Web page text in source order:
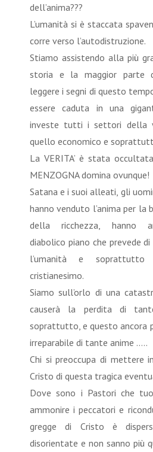
dell’anima???
L’umanità si è staccata
corre verso l’autodistruzione.
Stiamo assistendo alla più
storia e la maggior parte
leggere i segni di questo
essere caduta in una
investe tutti i settori della
quello economico e
La VERITA’ è stata
MENZOGNA domina ovunque!
Satana e i suoi alleati, gli
hanno venduto l’anima per la
della ricchezza, hanno
diabolico piano che prevede
l’umanità e
cristianesimo.
Siamo sull’orlo di una
causerà la perdita di
soprattutto, e questo ancora
irreparabile di tante anime …..
Chi si preoccupa di mettere
Cristo di questa tragica
Dove sono i Pastori che
ammonire i peccatori e
gregge di Cristo è
disorientate e non sanno più